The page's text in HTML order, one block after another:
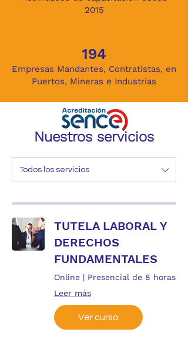
2015
194
Empresas Mandantes, Contratistas, en
Puertos, Mineras e Industrias
Nuestros servicios
Todos los servicios
TUTELA LABORAL Y
DERECHOS
FUNDAMENTALES
Online | Presencial de 8 horas
Leer más
Ver curso